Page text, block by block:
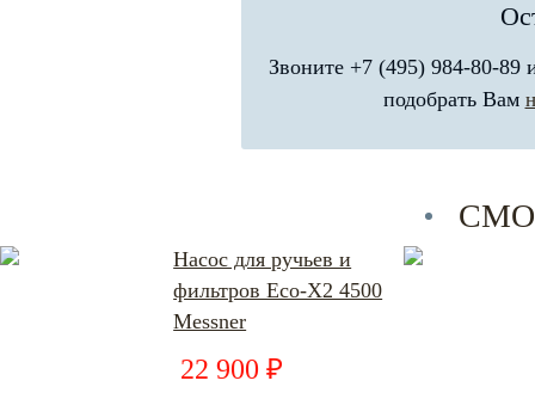
Звоните +7 (495) 984-80-89
подобрать Вам
Насос для ручьев и
фильтров Eco-X2 4500
Messner
22 900 ₽